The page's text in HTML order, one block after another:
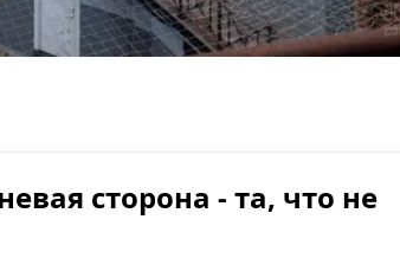
сторона - та, что не